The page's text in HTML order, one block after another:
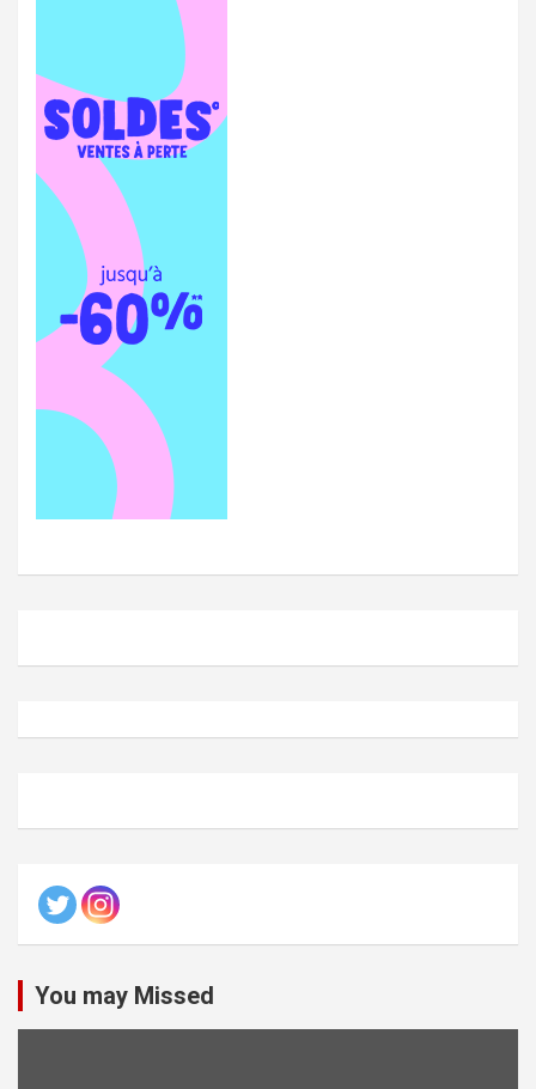
You may Missed